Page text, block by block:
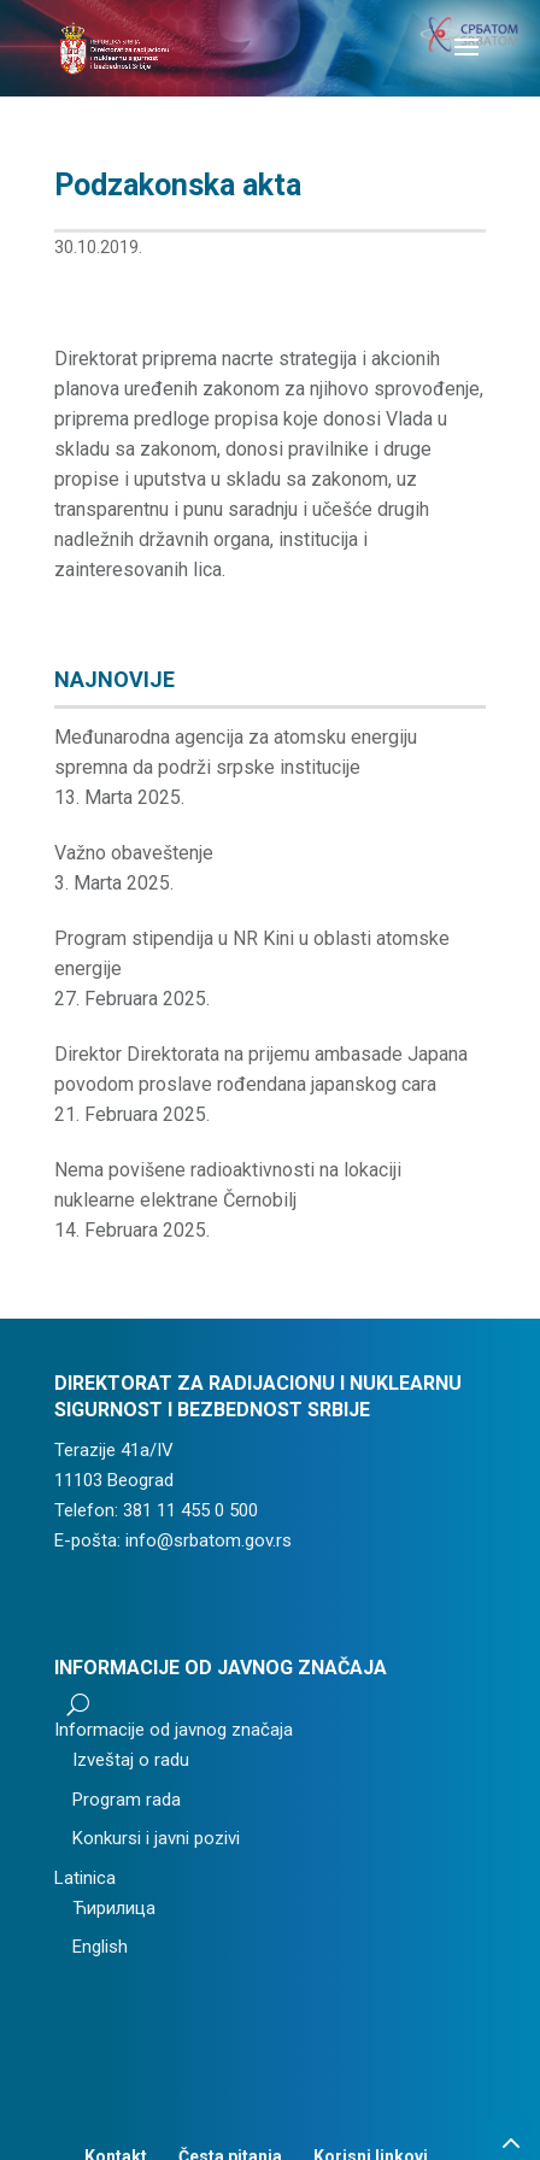
Podzakonska akta
30.10.2019.
Direktorat priprema nacrte strategija i akcionih
planova uređenih zakonom za njihovo sprovođenje,
priprema predloge propisa koje donosi Vlada u
skladu sa zakonom, donosi pravilnike i druge
propise i uputstva u skladu sa zakonom, uz
transparentnu i punu saradnju i učešće drugih
nadležnih državnih organa, institucija i
zainteresovanih lica.
NAJNOVIJE
Međunarodna agencija za atomsku energiju
spremna da podrži srpske institucije
13. Marta 2025.
Važno obaveštenje
3. Marta 2025.
Program stipendija u NR Kini u oblasti atomske
energije
27. Februara 2025.
Direktor Direktorata na prijemu ambasade Japana
povodom proslave rođendana japanskog cara
21. Februara 2025.
Nema povišene radioaktivnosti na lokaciji
nuklearne elektrane Černobilj
14. Februara 2025.
DIREKTORAT ZA RADIJACIONU I NUKLEARNU
SIGURNOST I BEZBEDNOST SRBIJE
Terazije 41a/IV
11103 Beograd
Telefon: 381 11 455 0 500
E-pošta: info@srbatom.gov.rs
INFORMACIJE OD JAVNOG ZNAČAJA
U
Informacije od javnog značaja
Izveštaj o radu
Program rada
Konkursi i javni pozivi
Latinica
Ћирилица
English